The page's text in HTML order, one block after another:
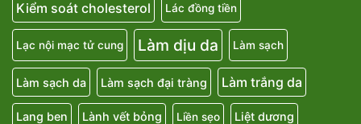
Kiểm soát cholesterol Lác đồng tiền
Lạc nội mạc tử cung Làm dịu da Làm sạch
Làm sạch da Làm sạch đại tràng Làm trắng da
Lang ben Lành vết bỏng Liền sẹo Liệt dương